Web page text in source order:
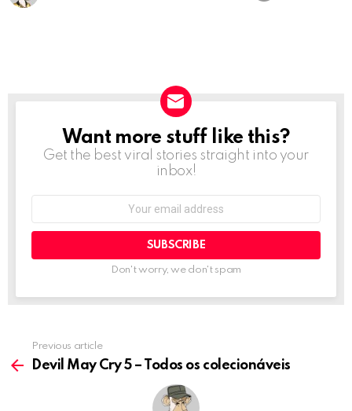
NEWSLETTER
Want more stuff like this?
Get the best viral stories straight into your
inbox!
Don't worry, we don't spam
more
Previous article
Devil May Cry 5 – Todos os colecionáveis